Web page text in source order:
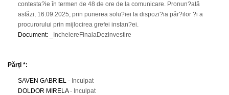
contesta?ie în termen de 48 de ore de la comunicare. Pronun?ată
astăzi, 16.09.2025, prin punerea solu?iei la dispozi?ia păr?ilor ?i a
procurorului prin mijlocirea grefei instan?ei.
Document: _IncheiereFinalaDezinvestire
Părți *:
SAVEN GABRIEL - Inculpat
DOLDOR MIRELA- Inculpat